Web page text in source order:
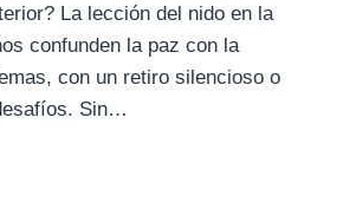
La lección del nido en la
confunden la paz con la
con un retiro silencioso o
Sin…